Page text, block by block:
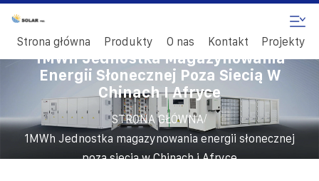
Strona główna Produkty O nas Kontakt Projekty
1MWh Jednostka Magazynowania
Energii Słonecznej Poza Siecią W
Chinach I Afryce
STRONA GŁÓWNA/
1MWh Jednostka magazynowania energii słonecznej
poza siecią w Chinach i Afryce